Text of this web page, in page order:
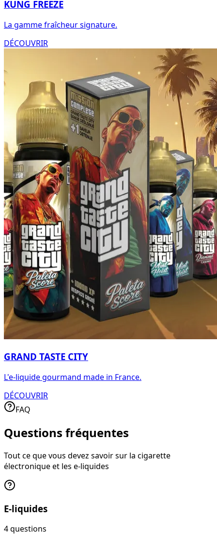
KUNG FREEZE
La gamme fraîcheur signature.
DÉCOUVRIR
GRAND TASTE CITY
L'e-liquide gourmand made in France.
DÉCOUVRIR
FAQ
Questions fréquentes
Tout ce que vous devez savoir sur la cigarette
électronique et les e-liquides
E-liquides
4questions